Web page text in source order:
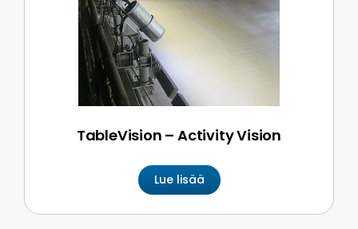
TableVision – Activity Vision
Lue lisää